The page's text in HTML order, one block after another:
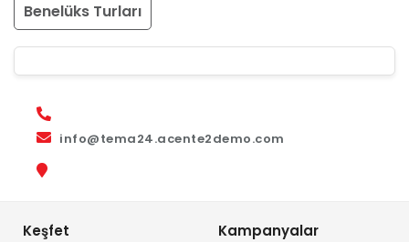
Benelüks Turları
info@tema24.acente2demo.com
Keşfet Kampanyalar